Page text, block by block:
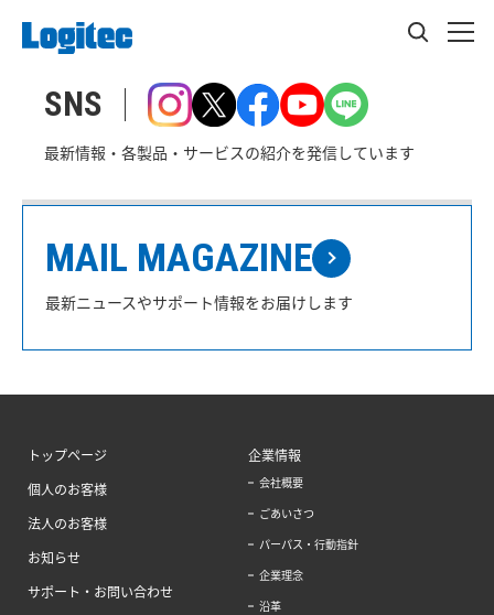
SNS
最新情報・各製品・サービスの紹介を発信しています
MAIL MAGAZINE
最新ニュースやサポート情報をお届けします
トップページ
個人のお客様
法人のお客様
お知らせ
サポート・お問い合わせ
企業情報
会社概要
ごあいさつ
パーパス・行動指針
企業理念
沿革